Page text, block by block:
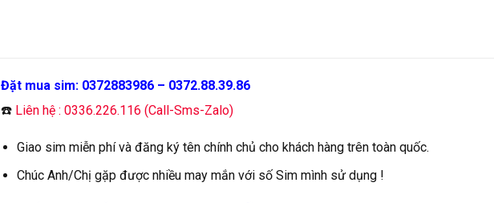
Đặt mua sim: 0372883986 – 0372.88.39.86
☎️ Liên hệ : 0336.226.116 (Call-Sms-Zalo)
Giao sim miễn phí và đăng ký tên chính chủ cho khách hàng trên toàn quốc.
Chúc Anh/Chị gặp được nhiều may mắn với số Sim mình sử dụng !